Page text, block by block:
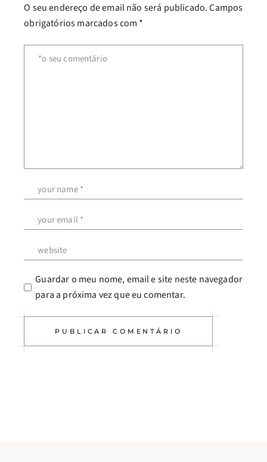
O seu endereço de email não será publicado.Campos
obrigatórios marcados com *
Guardar o meu nome, email e site neste navegador
para a próxima vez que eu comentar.
PUBLICAR COMENTÁRIO